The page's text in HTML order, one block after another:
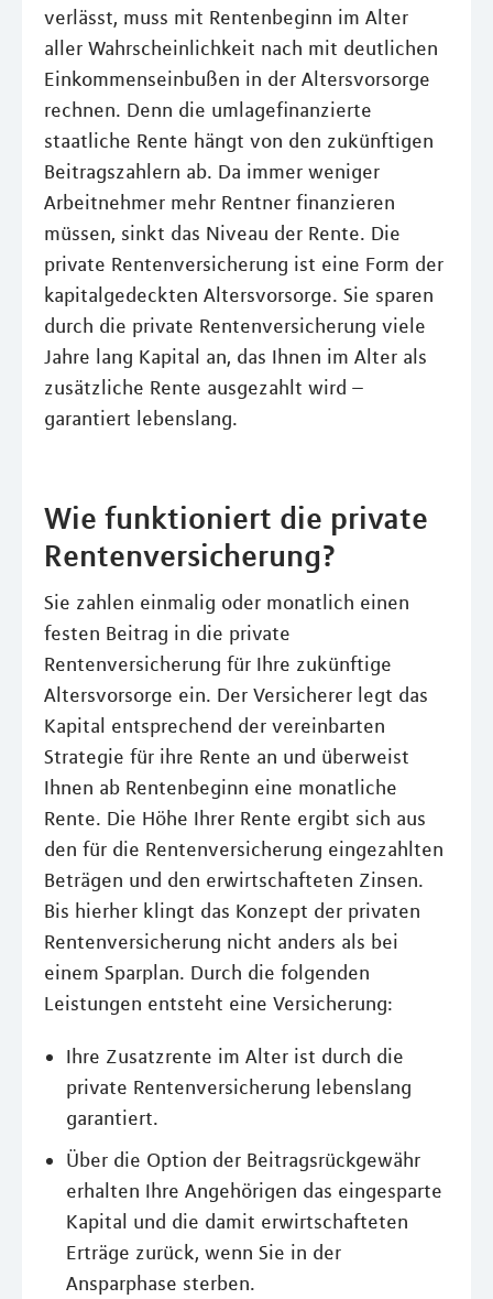
verlässt, muss mit Rentenbeginn im Alter
aller Wahrscheinlichkeit nach mit deutlichen
Einkommenseinbußen in der Altersvorsorge
rechnen. Denn die umlagefinanzierte
staatliche Rente hängt von den zukünftigen
Beitragszahlern ab. Da immer weniger
Arbeitnehmer mehr Rentner finanzieren
müssen, sinkt das Niveau der Rente. Die
private Rentenversicherung ist eine Form der
kapitalgedeckten Altersvorsorge. Sie sparen
durch die private Rentenversicherung viele
Jahre lang Kapital an, das Ihnen im Alter als
zusätzliche Rente ausgezahlt wird –
garantiert lebenslang.
Wie funktioniert die private
Rentenversicherung?
Sie zahlen einmalig oder monatlich einen
festen Beitrag in die private
Rentenversicherung für Ihre zukünftige
Altersvorsorge ein. Der Versicherer legt das
Kapital entsprechend der vereinbarten
Strategie für ihre Rente an und überweist
Ihnen ab Rentenbeginn eine monatliche
Rente. Die Höhe Ihrer Rente ergibt sich aus
den für die Rentenversicherung eingezahlten
Beträgen und den erwirtschafteten Zinsen.
Bis hierher klingt das Konzept der privaten
Rentenversicherung nicht anders als bei
einem Sparplan. Durch die folgenden
Leistungen entsteht eine Versicherung:
Ihre Zusatzrente im Alter ist durch die
private Rentenversicherung lebenslang
garantiert.
Über die Option der Beitragsrückgewähr
erhalten Ihre Angehörigen das eingesparte
Kapital und die damit erwirtschafteten
Erträge zurück, wenn Sie in der
Ansparphase sterben.